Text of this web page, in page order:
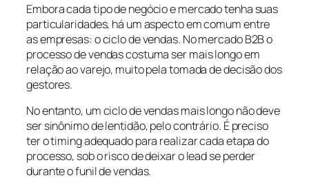
Embora cada tipo de negócio e mercado tenha suas
particularidades, há um aspecto em comum entre
as empresas: o ciclo de vendas. No mercado B2B o
processo de vendas costuma ser mais longo em
relação ao varejo, muito pela tomada de decisão dos
gestores.
No entanto, um ciclo de vendas mais longo não deve
ser sinônimo de lentidão, pelo contrário. É preciso
ter o timing adequado para realizar cada etapa do
processo, sob o risco de deixar o lead se perder
durante o funil de vendas.